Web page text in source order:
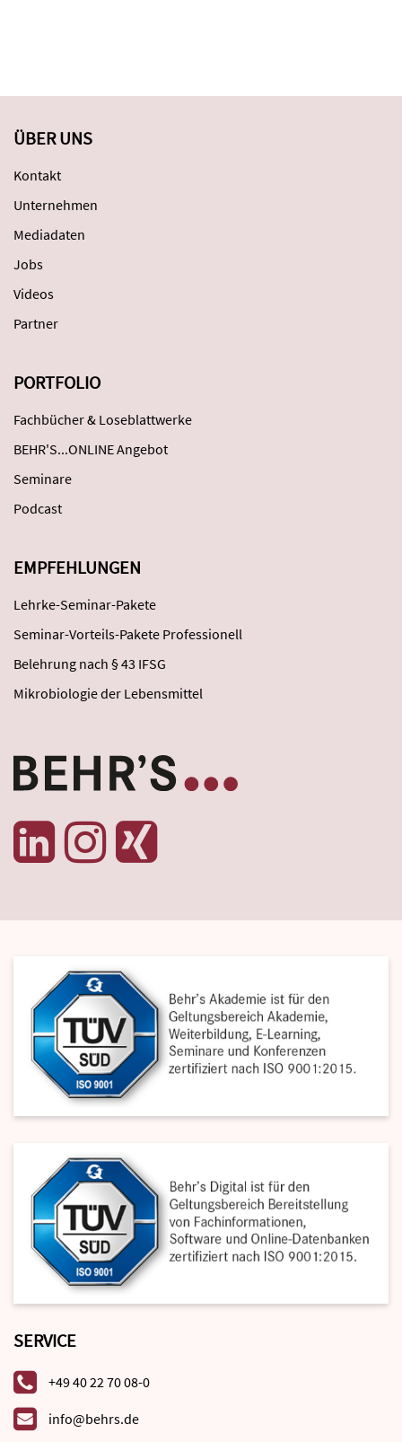
ÜBER UNS
Kontakt
Unternehmen
Mediadaten
Jobs
Videos
Partner
PORTFOLIO
Fachbücher & Loseblattwerke
BEHR'S...ONLINE Angebot
Seminare
Podcast
EMPFEHLUNGEN
Lehrke-Seminar-Pakete
Seminar-Vorteils-Pakete Professionell
Belehrung nach § 43 IFSG
Mikrobiologie der Lebensmittel
SERVICE
+49 40 22 70 08-0
info@behrs.de